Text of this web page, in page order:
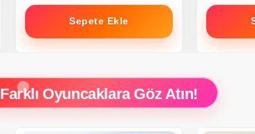
Sepete Ekle
Farklı Oyuncaklara Göz Atın!